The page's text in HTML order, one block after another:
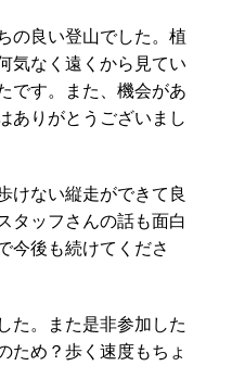
の良い登山でした。植
気なく遠くから見てい
です。また、機会があ
ありがとうございまし
けない縦走ができて良
タッフさんの話も面白
今後も続けてくださ
た。また是非参加した
ため？歩く速度もちょ